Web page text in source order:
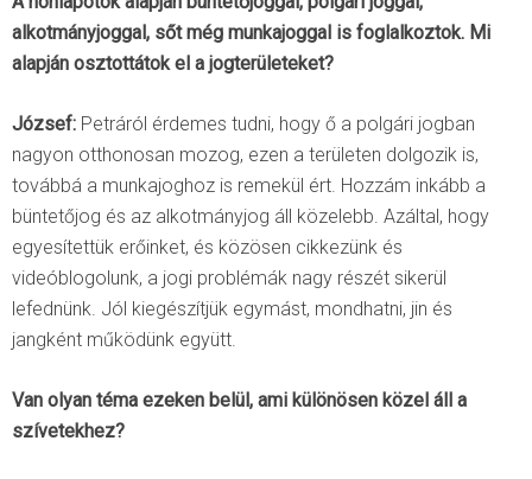
alkotmányjoggal, sőt még munkajoggal is foglalkoztok. Mi
alapján osztottátok el a jogterületeket?
József: Petráról érdemes tudni, hogy ő a polgári jogban
nagyon otthonosan mozog, ezen a területen dolgozik is,
továbbá a munkajoghoz is remekül ért. Hozzám inkább a
büntetőjog és az alkotmányjog áll közelebb. Azáltal, hogy
egyesítettük erőinket, és közösen cikkezünk és
videóblogolunk, a jogi problémák nagy részét sikerül
lefednünk. Jól kiegészítjük egymást, mondhatni, jin és
jangként működünk együtt.
Van olyan téma ezeken belül, ami különösen közel áll a
szívetekhez?